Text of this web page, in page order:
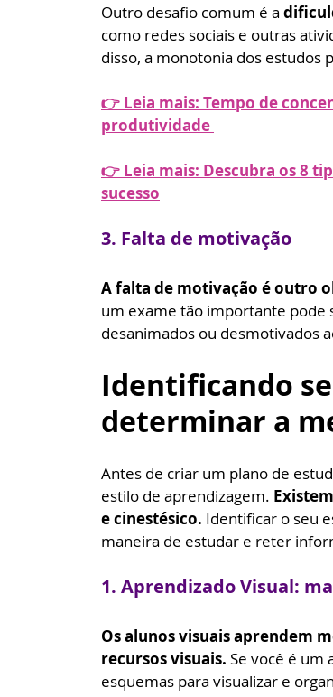
Outro desafio comum é a
como redes sociais e outras
disso, a monotonia dos estudos
👉 Leia mais: Tempo de
produtividade
👉 Leia mais: Descubra os 8
sucesso
3. Falta de motivação
A falta de motivação é outro
um exame tão importante pode
desanimados ou desmotivados
Identificando
determinar a
Antes de criar um plano de
estilo de aprendizagem.
e cinestésico. Identificar o seu
maneira de estudar e reter
1. Aprendizado Visual:
Os alunos visuais aprendem
recursos visuais. Se você é um
esquemas para visualizar e